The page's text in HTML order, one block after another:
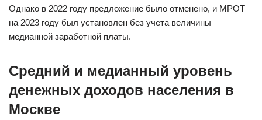
Однако в 2022 году предложение было отменено, и МРОТ
на 2023 году был установлен без учета величины
медианной заработной платы.
Средний и медианный уровень
денежных доходов населения в
Москве